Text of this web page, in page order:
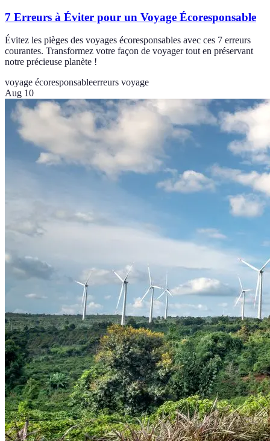
7 Erreurs à Éviter pour un Voyage Écoresponsable
Évitez les pièges des voyages écoresponsables avec ces 7 erreurs
courantes. Transformez votre façon de voyager tout en préservant
notre précieuse planète !
voyage écoresponsableerreurs voyage
Aug 10